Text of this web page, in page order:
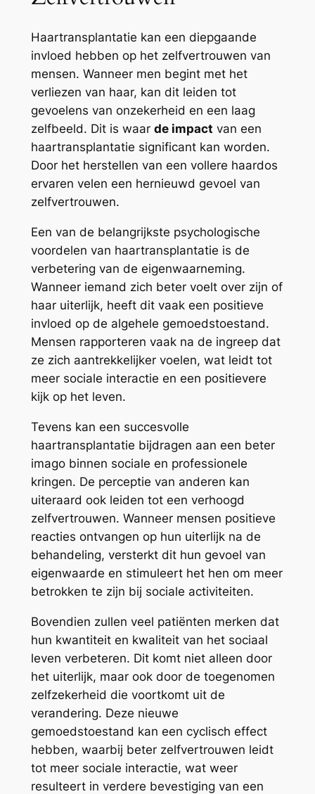
Haartransplantatie kan een diepgaande
invloed hebben op het zelfvertrouwen van
mensen. Wanneer men begint met het
verliezen van haar, kan dit leiden tot
gevoelens van onzekerheid en een laag
zelfbeeld. Dit is waar de impact van een
haartransplantatie significant kan worden.
Door het herstellen van een vollere haardos
ervaren velen een hernieuwd gevoel van
zelfvertrouwen.
Een van de belangrijkste psychologische
voordelen van haartransplantatie is de
verbetering van de eigenwaarneming.
Wanneer iemand zich beter voelt over zijn of
haar uiterlijk, heeft dit vaak een positieve
invloed op de algehele gemoedstoestand.
Mensen rapporteren vaak na de ingreep dat
ze zich aantrekkelijker voelen, wat leidt tot
meer sociale interactie en een positievere
kijk op het leven.
Tevens kan een succesvolle
haartransplantatie bijdragen aan een beter
imago binnen sociale en professionele
kringen. De perceptie van anderen kan
uiteraard ook leiden tot een verhoogd
zelfvertrouwen. Wanneer mensen positieve
reacties ontvangen op hun uiterlijk na de
behandeling, versterkt dit hun gevoel van
eigenwaarde en stimuleert het hen om meer
betrokken te zijn bij sociale activiteiten.
Bovendien zullen veel patiënten merken dat
hun kwantiteit en kwaliteit van het sociaal
leven verbeteren. Dit komt niet alleen door
het uiterlijk, maar ook door de toegenomen
zelfzekerheid die voortkomt uit de
verandering. Deze nieuwe
gemoedstoestand kan een cyclisch effect
hebben, waarbij beter zelfvertrouwen leidt
tot meer sociale interactie, wat weer
resulteert in verdere bevestiging van een